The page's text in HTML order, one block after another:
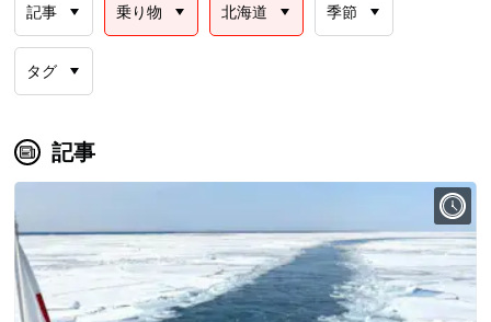
記事 乗り物 北海道 季節
タグ
記事